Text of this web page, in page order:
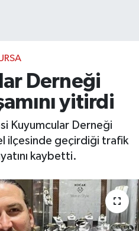
Derneği
yitirdi
Kuyumcular Derneği
ilçesinde geçirdiği trafik
kaybetti.